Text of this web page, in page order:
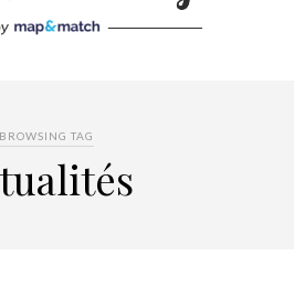
BROWSING TAG